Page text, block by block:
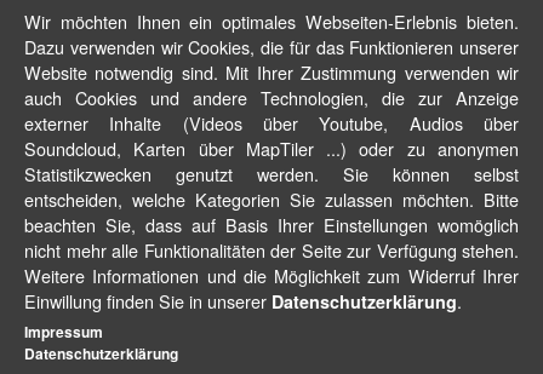
Wir möchten Ihnen ein optimales Webseiten-Erlebnis bieten.
Dazu verwenden wir Cookies, die für das Funktionieren unserer
Website notwendig sind. Mit Ihrer Zustimmung verwenden wir
auch Cookies und andere Technologien, die zur Anzeige
externer Inhalte (Videos über Youtube, Audios über
Soundcloud, Karten über MapTiler ...) oder zu anonymen
Statistikzwecken genutzt werden. Sie können selbst
entscheiden, welche Kategorien Sie zulassen möchten. Bitte
beachten Sie, dass auf Basis Ihrer Einstellungen womöglich
nicht mehr alle Funktionalitäten der Seite zur Verfügung stehen.
Weitere Informationen und die Möglichkeit zum Widerruf Ihrer
Einwillung finden Sie in unserer Datenschutzerklärung.
Impressum
Datenschutzerklärung